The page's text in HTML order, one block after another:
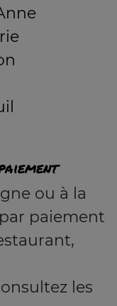
ou à la
paiement
les